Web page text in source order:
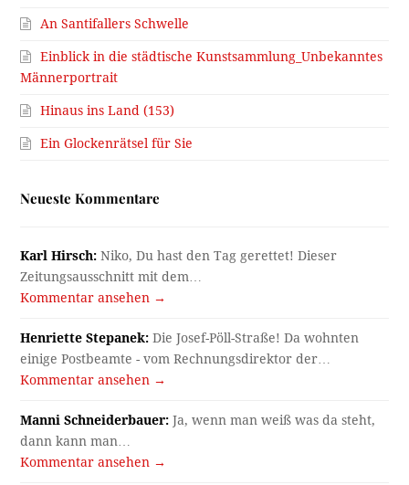
An Santifallers Schwelle
Einblick in die städtische Kunstsammlung_Unbekanntes
Männerportrait
Hinaus ins Land (153)
Ein Glockenrätsel für Sie
Neueste Kommentare
Karl Hirsch: Niko, Du hast den Tag gerettet! Dieser
Zeitungsausschnitt mit dem…
Kommentar ansehen →
Henriette Stepanek: Die Josef-Pöll-Straße! Da wohnten
einige Postbeamte - vom Rechnungsdirektor der…
Kommentar ansehen →
Manni Schneiderbauer: Ja, wenn man weiß was da steht,
dann kann man…
Kommentar ansehen →